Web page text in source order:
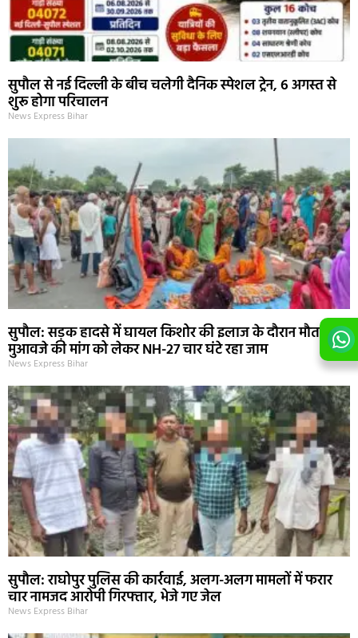
सुपौल से नई दिल्ली के बीच चलेगी दैनिक स्पेशल ट्रेन, 6 अगस्त से
शुरू होगा परिचालन
News Express Bihar
सुपौल: सड़क हादसे में घायल किशोर की इलाज के दौरान मौत,
मुआवजे की मांग को लेकर NH-27 चार घंटे रहा जाम
News Express Bihar
सुपौल: राघोपुर पुलिस की कार्रवाई, अलग-अलग मामलों में फरार
चार नामजद आरोपी गिरफ्तार, भेजे गए जेल
News Express Bihar